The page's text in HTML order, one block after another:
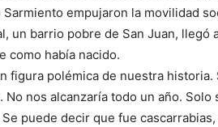
Sarmiento empujaron la movilidad
un barrio pobre de San Juan,
como había nacido.
figura polémica de nuestra
No nos alcanzaría todo un año.
Se puede decir que fue